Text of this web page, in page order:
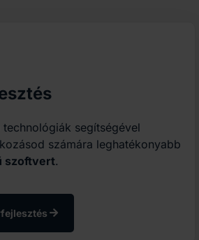
segítségével
számára leghatékonyabb
szoftvert.